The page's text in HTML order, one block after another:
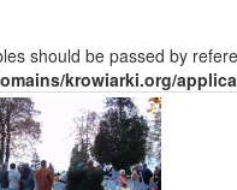
should be passed by
krowiarki.org/